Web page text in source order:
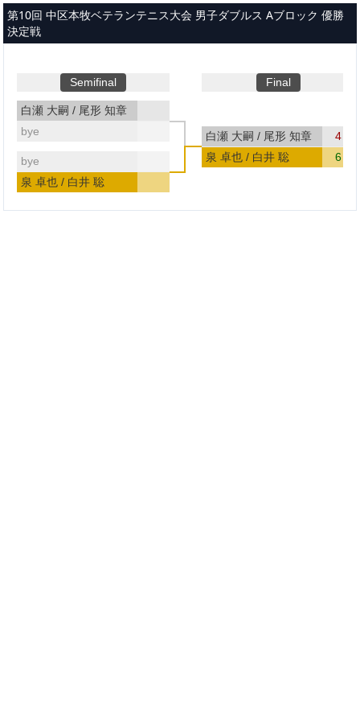
メインコンテンツへスキップ
第10回 中区本牧ベテランテニス大会 男子ダブルス Aブロック 優勝
決定戦
Semifinal Final
白瀬 大嗣 / 尾形 知章
bye
bye
泉 卓也 / 白井 聡
白瀬 大嗣 / 尾形 知章
4
泉 卓也 / 白井 聡
6